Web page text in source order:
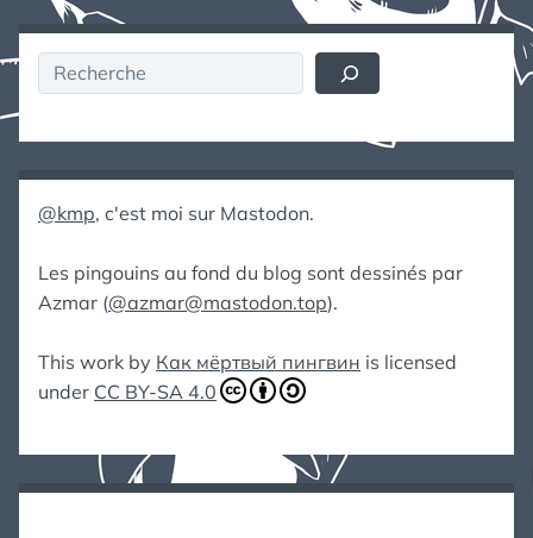
Rechercher
@kmp, c'est moi sur Mastodon.
Les pingouins au fond du blog sont dessinés par
Azmar (@azmar@mastodon.top).
This work by Как мёртвый пингвин is licensed
under CC BY-SA 4.0